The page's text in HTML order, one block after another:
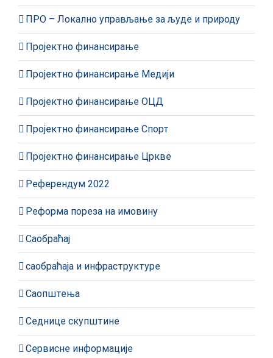
ПРО – Локално управљање за људе и природу
Пројектно финансирање
Пројектно финансирање Медији
Пројектно финансирање ОЦД
Пројектно финансирање Спорт
Пројектно финансирање Цркве
Референдум 2022
Реформа пореза на имовину
Саобраћај
саобраћаја и инфраструктуре
Саопштења
Седнице скупштине
Сервисне информације